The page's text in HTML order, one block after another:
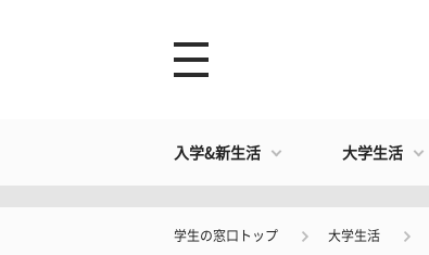
入学&新生活 大学生活
学生の窓口トップ 大学生活